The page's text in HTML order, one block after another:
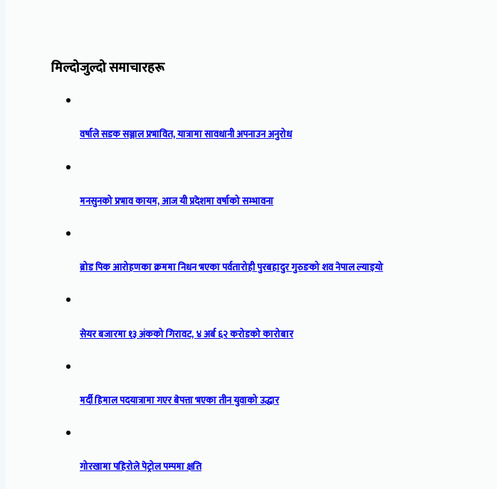
मिल्दोजुल्दो समाचारहरू
वर्षाले सडक सञ्जाल प्रभावित, यात्रामा सावधानी अपनाउन अनुरोध
मनसुनको प्रभाव कायम, आज यी प्रदेशमा वर्षाको सम्भावना
ब्रोड पिक आरोहणका क्रममा निधन भएका पर्वतारोही पुरबहादुर गुरुङको शव नेपाल ल्याइयो
सेयर बजारमा १३ अंकको गिरावट, ४ अर्ब ६२ करोडको कारोबार
मर्दी हिमाल पदयात्रामा गएर बेपत्ता भएका तीन युवाको उद्धार
गोरखामा पहिरोले पेट्रोल पम्पमा क्षति